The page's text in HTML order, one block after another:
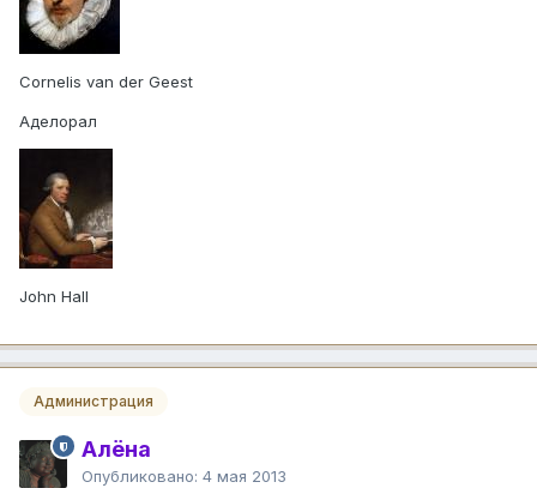
Cornelis van der Geest
Аделорал
John Hall
Администрация
Алёна
Опубликовано: 4 мая 2013